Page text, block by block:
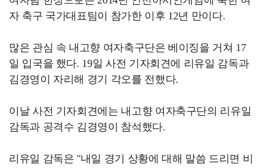
자 축구 국가대표팀이 참가한 이후 12년 만이다.
많은 관심 속 내고향 여자축구단은 베이징을 거쳐 17
일 입국을 했다. 19일 사전 기자회견에 리유일 감독과
김경영이 자리해 경기 각오를 전했다.
이날 사전 기자회견에는 내고향 여자축구단의 리유일
감독과 공격수 김경영이 참석했다.
리유일 감독은 "내일 경기 상황에 대해 말씀 드리면 비